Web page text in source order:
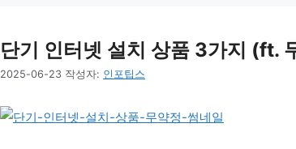
단기 인터넷 설치 상품 3가지 (ft.
2025-06-23 작성자: 인포팁스